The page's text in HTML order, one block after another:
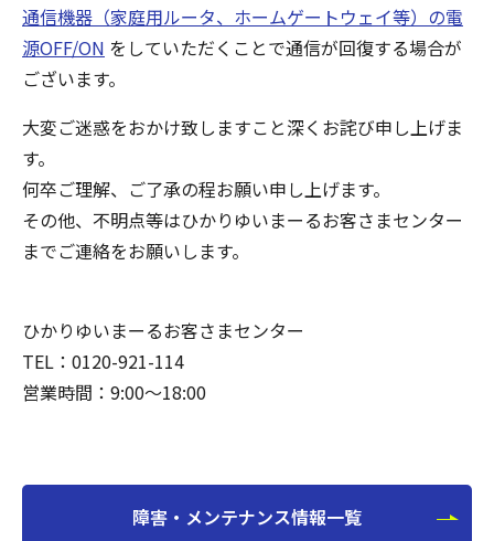
通信機器（家庭用ルータ、ホームゲートウェイ等）の電
源OFF/ON をしていただくことで通信が回復する場合が
ございます。
大変ご迷惑をおかけ致しますこと深くお詫び申し上げま
す。
何卒ご理解、ご了承の程お願い申し上げます。
その他、不明点等はひかりゆいまーるお客さまセンター
までご連絡をお願いします。
ひかりゆいまーるお客さまセンター
TEL：0120-921-114
営業時間：9:00～18:00
障害・メンテナンス情報一覧